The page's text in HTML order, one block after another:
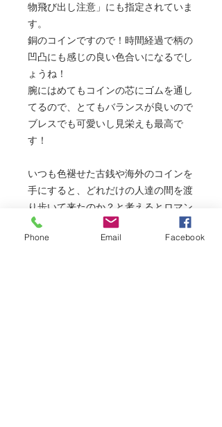
物飛び出し注意」にも指定されていま
す。
銅のコインですので！時間経過で柄の
凹凸にも感じの良い色合いになるでし
ょうね！
腕にはめてもコインの芯にゴムを通し
てるので、とてもバランスが良いので
ブレスでも可愛いし見栄えも最高で
す！
いつも色褪せた古銭や海外のコインを
手にすると、どれだけの人達の間を渡
り歩いて来たのか？と考えるとロマン
を感じてしまいます！！
このコインも生まれ変わって新しい素
Phone Email Facebook